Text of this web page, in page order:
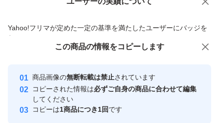
という声もいただいています。
▼連絡事項
Yahoo!フリマが定めた一定の基準を満たしたユーザーにバッジを
付与しています
安心取引出品者
心・安全なユーザーです
取引実績
価格の相談 商品への質問
この商品の情報をコピーします
商品画像の無断転載は禁止されています
コピーされた情報は必ずご自身の商品に合わせて編集
してください
コピーは1商品につき1回です
この商品をみている人にオススメ